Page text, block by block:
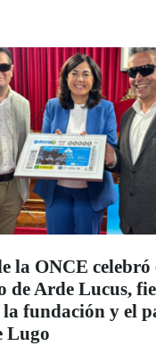
la ONCE celebró
de Arde Lucus,
fundación y el
Lugo